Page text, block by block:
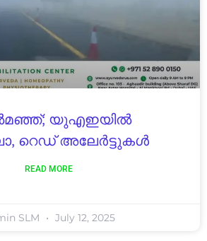
യുഎഇയിൽ
റെഡ് അലേർട്ടുകൾ
READ MORE
SLM July 12, 2025